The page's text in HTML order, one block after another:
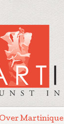
Over Martinique